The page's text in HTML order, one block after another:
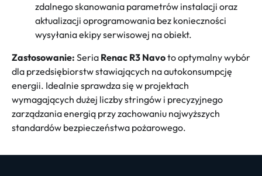
zdalnego skanowania parametrów instalacji oraz
aktualizacji oprogramowania bez konieczności
wysyłania ekipy serwisowej na obiekt.
Zastosowanie: Seria Renac R3 Navoto optymalny wybór
dla przedsiębiorstw stawiających na autokonsumpcję
energii. Idealnie sprawdza się w projektach
wymagających dużej liczby stringów i precyzyjnego
zarządzania energią przy zachowaniu najwyższych
standardów bezpieczeństwa pożarowego.